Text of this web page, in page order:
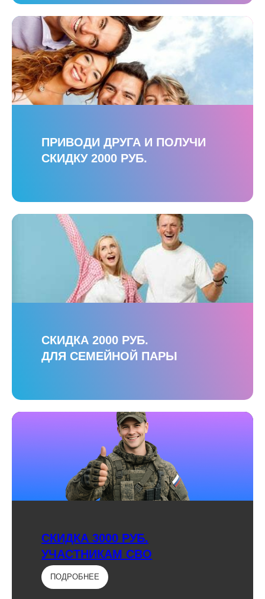
ПРИВОДИ ДРУГА И ПОЛУЧИ
СКИДКУ 2000 РУБ.
СКИДКА 2000 РУБ.
ДЛЯ СЕМЕЙНОЙ ПАРЫ
СКИДКА 3000 РУБ.
УЧАСТНИКАМ СВО
ПОДРОБНЕЕ